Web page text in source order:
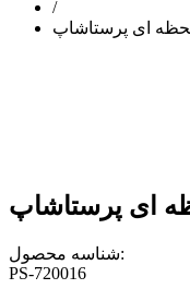
/
ای پرستاشاپ
ای پرستاشاپ
شناسه محصول:
PS-720016